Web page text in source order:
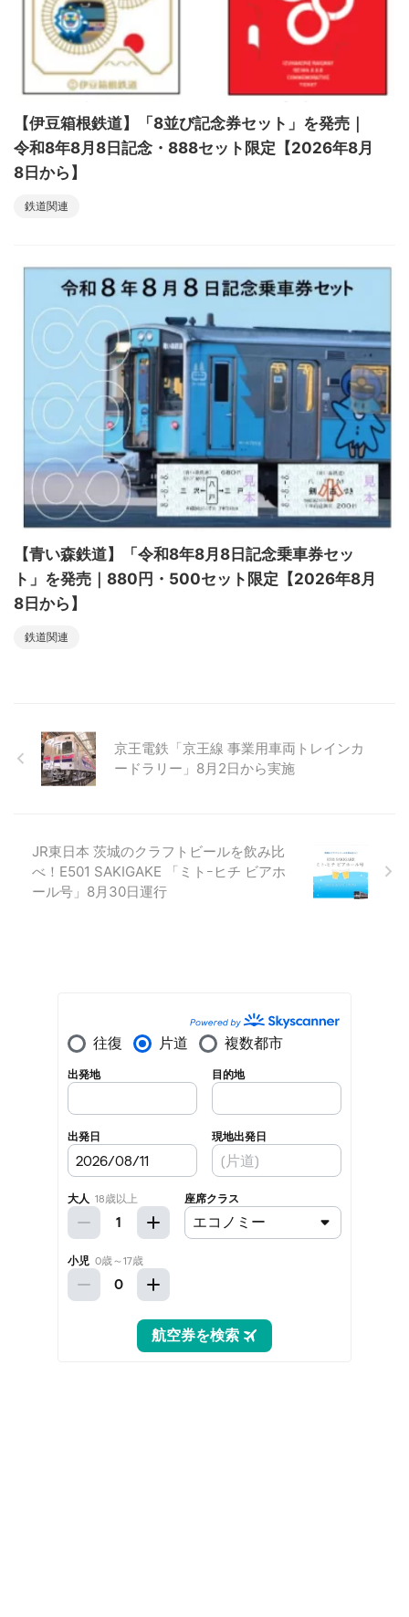
【伊豆箱根鉄道】「8並び記念券セット」を発売｜
令和8年8月8日記念・888セット限定【2026年8月
8日から】
鉄道関連
【青い森鉄道】「令和8年8月8日記念乗車券セッ
ト」を発売｜880円・500セット限定【2026年8月
8日から】
鉄道関連
京王電鉄「京王線 事業用車両トレインカ
ードラリー」8月2日から実施
JR東日本 茨城のクラフトビールを飲み比
べ！E501 SAKIGAKE 「ミトｰヒチ ビアホ
ール号」8月30日運行